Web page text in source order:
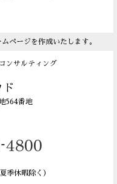
ページを作成いたします。
ンサルティング
ド
564番地
季休暇除く）